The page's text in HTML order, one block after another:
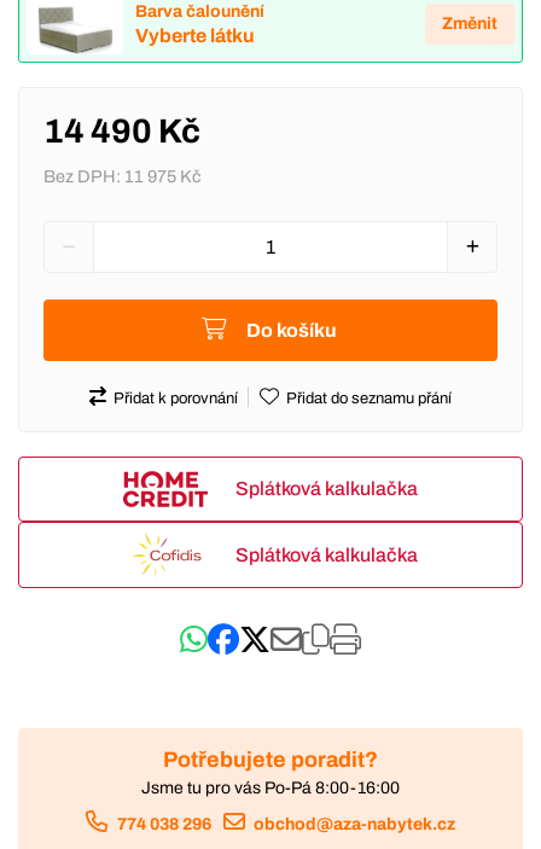
Barva čalounění
Vyberte látku
Změnit
14 490 Kč
Bez DPH: 11 975 Kč
Do košíku
Přidat k porovnání Přidat do seznamu přání
Splátková kalkulačka
Splátková kalkulačka
Potřebujete poradit?
Jsme tu pro vás Po-Pá 8:00-16:00
774 038 296 obchod@aza-nabytek.cz